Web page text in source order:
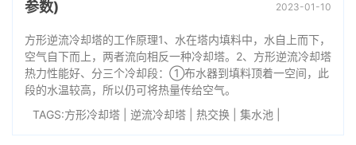
参数)
2023-01-10
方形逆流冷却塔的工作原理1、水在塔内填料中，水自上而下，
空气自下而上，两者流向相反一种冷却塔。2、方形逆流冷却塔
热力性能好、分三个冷却段：①布水器到填料顶着一空间，此
段的水温较高，所以仍可将热量传给空气。
TAGS:方形冷却塔 逆流冷却塔 热交换 集水池